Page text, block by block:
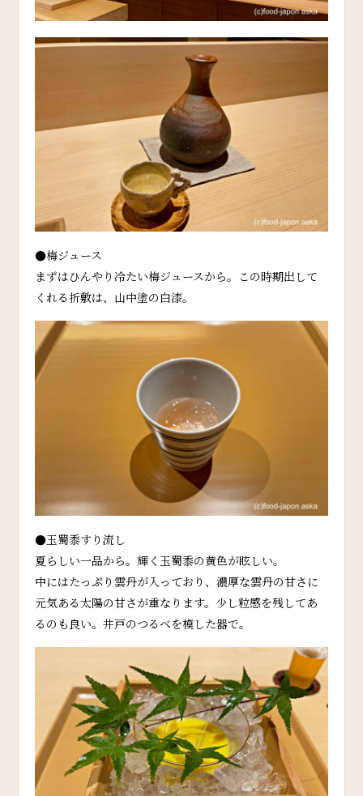
●梅ジュース
まずはひんやり冷たい梅ジュースから。この時期出して
くれる折敷は、山中塗の白漆。
●玉蜀黍すり流し
夏らしい一品から。輝く玉蜀黍の黄色が眩しい。
中にはたっぷり雲丹が入っており、濃厚な雲丹の甘さに
元気ある太陽の甘さが重なります。少し粒感を残してあ
るのも良い。井戸のつるべを模した器で。